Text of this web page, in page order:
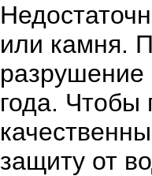
или камня.
разрушение
года. Чтобы
защиту от